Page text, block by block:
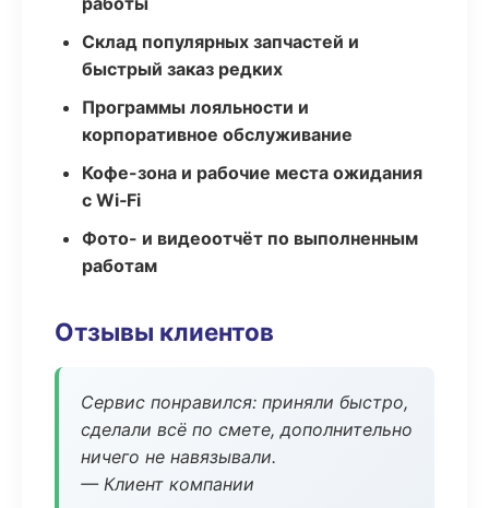
Склад популярных запчастей и
быстрый заказ редких
Программы лояльности и
корпоративное обслуживание
Кофе-зона и рабочие места ожидания
с Wi‑Fi
Фото- и видеоотчёт по выполненным
работам
Отзывы клиентов
Сервис понравился: приняли быстро,
сделали всё по смете, дополнительно
ничего не навязывали.
— Клиент компании